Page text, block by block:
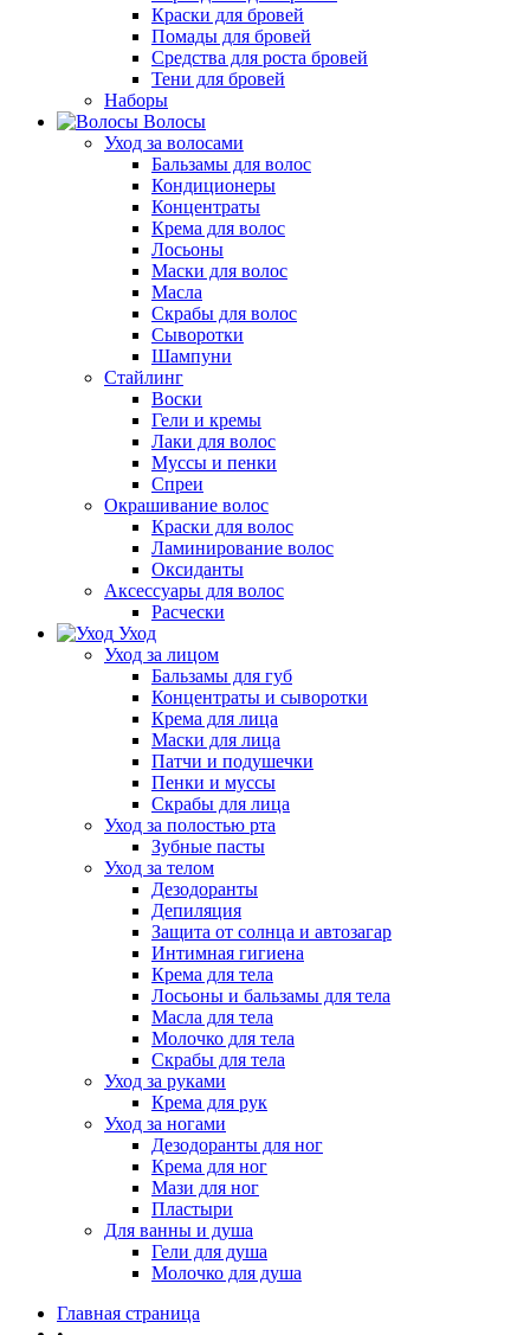
Краски для бровей
Помады для бровей
Средства для роста бровей
Тени для бровей
Наборы
Волосы
Уход за волосами
Бальзамы для волос
Кондиционеры
Концентраты
Крема для волос
Лосьоны
Маски для волос
Масла
Скрабы для волос
Сыворотки
Шампуни
Стайлинг
Воски
Гели и кремы
Лаки для волос
Муссы и пенки
Спреи
Окрашивание волос
Краски для волос
Ламинирование волос
Оксиданты
Аксессуары для волос
Расчески
Уход
Уход за лицом
Бальзамы для губ
Концентраты и сыворотки
Крема для лица
Маски для лица
Патчи и подушечки
Пенки и муссы
Скрабы для лица
Уход за полостью рта
Зубные пасты
Уход за телом
Дезодоранты
Депиляция
Защита от солнца и автозагар
Интимная гигиена
Крема для тела
Лосьоны и бальзамы для тела
Масла для тела
Молочко для тела
Скрабы для тела
Уход за руками
Крема для рук
Уход за ногами
Дезодоранты для ног
Крема для ног
Мази для ног
Пластыри
Для ванны и душа
Гели для душа
Молочко для душа
Главная страница